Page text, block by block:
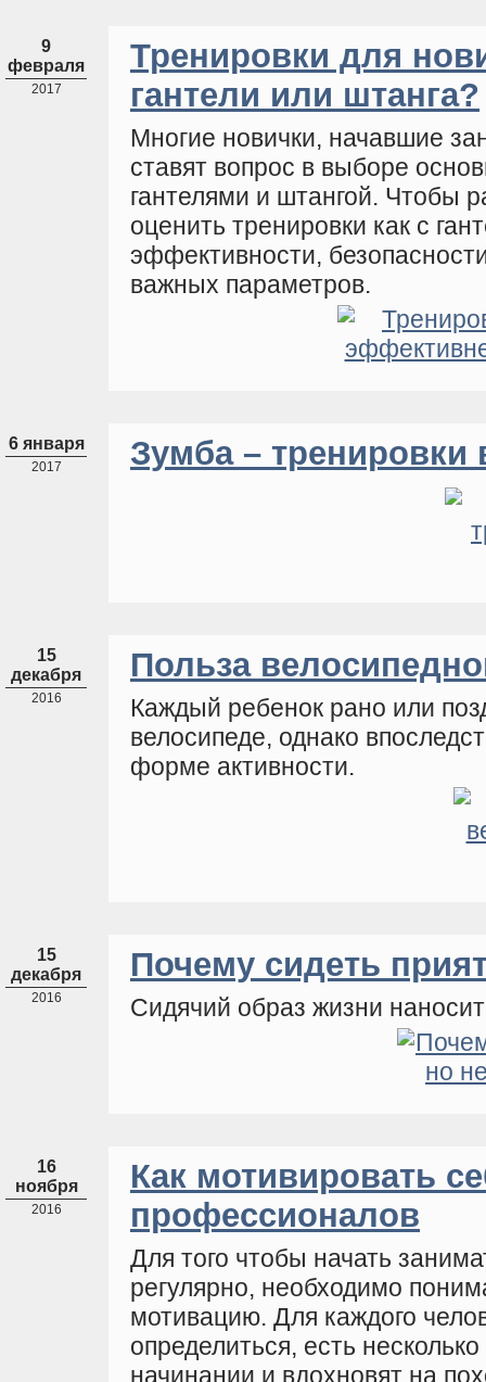
9
февраля
2017
Тренировки для
гантели или штанга?
Многие новички, начавшие
ставят вопрос в выборе
гантелями и штангой. Чтобы
оценить тренировки как с
эффективности,
важных параметров.
6 января
2017 Зумба – тренировки
15
декабря
2016
Польза
Каждый ребенок рано или
велосипеде, однако
форме активности.
15
декабря
2016
Почему сидеть
Сидячий образ жизни
16
ноября
2016
Как мотивировать
профессионалов
Для того чтобы начать
регулярно, необходимо
мотивацию. Для каждого
определиться, есть
начинании и вдохновят на